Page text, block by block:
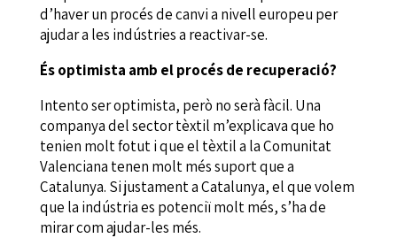
d’haver un procés de canvi a nivell europeu per
ajudar a les indústries a reactivar-se.
És optimista amb el procés de recuperació?
Intento ser optimista, però no serà fàcil. Una
companya del sector tèxtil m’explicava que ho
tenien molt fotut i que el tèxtil a la Comunitat
Valenciana tenen molt més suport que a
Catalunya. Si justament a Catalunya, el que volem
que la indústria es potenciï molt més, s’ha de
mirar com ajudar-les més.